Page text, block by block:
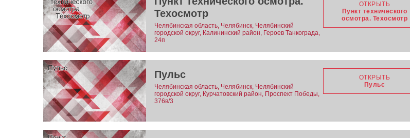
Техосмотр
Челябинская область, Челябинск, Челябинский
городской округ, Калининский район, Героев Танкограда,
24п
ОТКРЫТЬ
Пункт технического
осмотра. Техосмотр
Пульс
Челябинская область, Челябинск, Челябинский
городской округ, Курчатовский район, Проспект Победы,
376в/3
ОТКРЫТЬ
Пульс